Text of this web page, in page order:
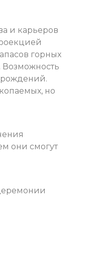
и карьеров
горных
Возможность
но
они смогут